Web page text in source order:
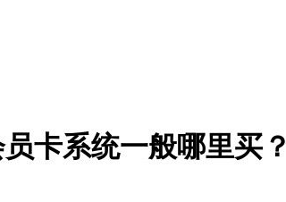
卡系统一般哪里买？